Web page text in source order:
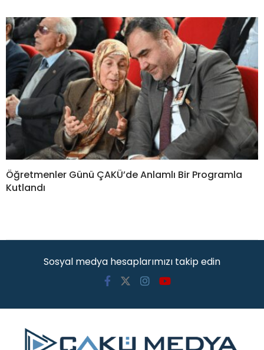
Öğretmenler Günü ÇAKÜ’de Anlamlı Bir Programla
Kutlandı
Sosyal medya hesaplarımızı takip edin